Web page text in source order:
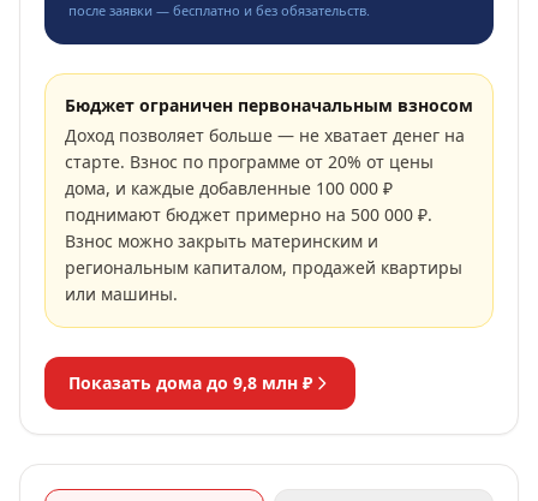
после заявки — бесплатно и без обязательств.
Бюджет ограничен первоначальным взносом
Доход позволяет больше — не хватает денег на
старте. Взнос по программе от 20% от цены
дома, и каждые добавленные 100 000 ₽
поднимают бюджет примерно на 500 000 ₽.
Взнос можно закрыть материнским и
региональным капиталом, продажей квартиры
или машины.
Показать дома до 9,8 млн ₽